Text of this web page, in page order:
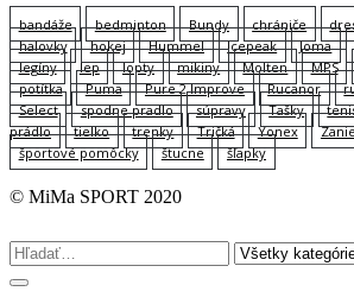
bandáže bedminton Bundy chrániče
halovky
hokej Hummel Icepeak Joma
legíny
lep lopty mikiny Molten MPS
potítka
Puma Pure 2 Improve Rucanor
Select
spodne pradlo súpravy Tašky
prádlo
tielko trenky Tričká Yonex
športové pomôcky
štucne šľapky
© MiMa SPORT 2020